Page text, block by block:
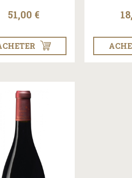
51,00 €